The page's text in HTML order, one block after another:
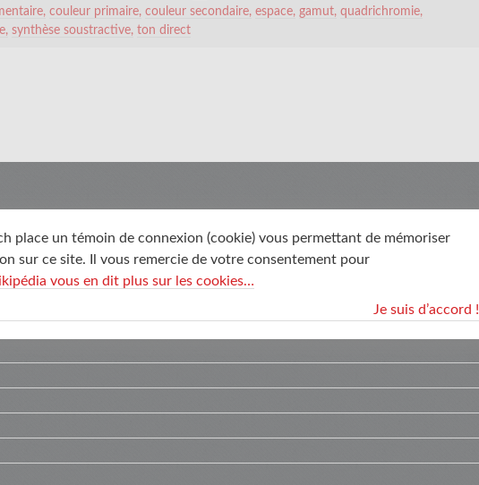
couleur primaire couleur secondaire espace gamut quadrichromie
synthèse soustractive ton direct
place un témoin de connexion (cookie) vous permettant de mémoriser
sur ce site. Il vous remercie de votre consentement pour
vous en dit plus sur les cookies…
Je suis d’accord !